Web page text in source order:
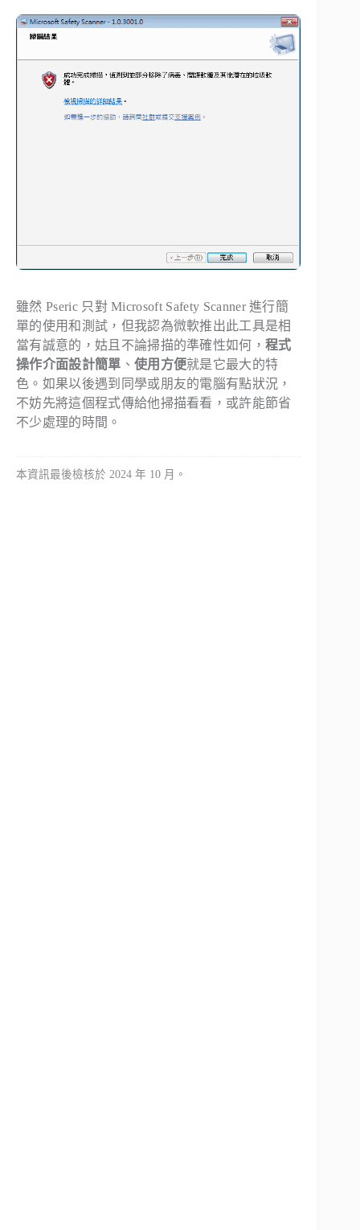
雖然 Pseric 只對 Microsoft Safety Scanner 進行簡
單的使用和測試，但我認為微軟推出此工具是相
當有誠意的，姑且不論掃描的準確性如何，程式
操作介面設計簡單 、 使用方便就是它最大的特
色。如果以後遇到同學或朋友的電腦有點狀況，
不妨先將這個程式傳給他掃描看看，或許能節省
不少處理的時間。
本資訊最後檢核於 2024 年 10 月。